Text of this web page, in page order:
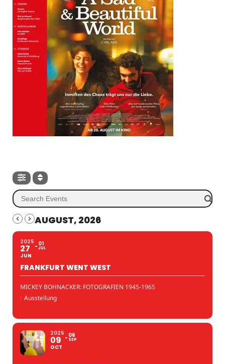
AUGUST, 2026
2025
27
JUN
01
JUL
FRANKFURT WENT WEST
MICKEY BOHNACKER: FOTOGRAFIEN 1945-1965
: Ausstellung
2025
09
OCT
06
SEP